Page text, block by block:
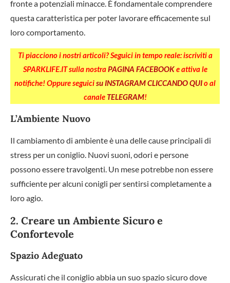
fronte a potenziali minacce. È fondamentale comprendere
questa caratteristica per poter lavorare efficacemente sul
loro comportamento.
Ti piacciono i nostri articoli? Seguici in tempo reale: iscriviti a
SPARKLIFE.IT sulla nostraPAGINA FACEBOOKe attiva le
notifiche! Oppure seguicisu INSTAGRAM CLICCANDO QUIo al
canale TELEGRAM!
L’Ambiente Nuovo
Il cambiamento di ambiente è una delle cause principali di
stress per un coniglio. Nuovi suoni, odori e persone
possono essere travolgenti. Un mese potrebbe non essere
sufficiente per alcuni conigli per sentirsi completamente a
loro agio.
2. Creare un Ambiente Sicuro e
Confortevole
Spazio Adeguato
Assicurati che il coniglio abbia un suo spazio sicuro dove